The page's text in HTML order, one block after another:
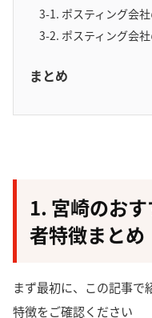
3-1. ポスティング会
3-2. ポスティング会
まとめ
1. 宮崎のお
者特徴まとめ
まず最初に、この記事で
特徴をご確認ください